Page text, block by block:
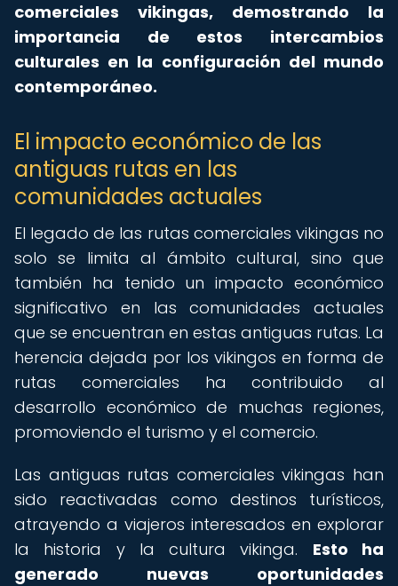
comerciales vikingas, demostrando la
importancia de estos intercambios
culturales en la configuración del mundo
contemporáneo.
El impacto económico de las
antiguas rutas en las
comunidades actuales
El legado de las rutas comerciales vikingas no
solo se limita al ámbito cultural, sino que
también ha tenido un impacto económico
significativo en las comunidades actuales
que se encuentran en estas antiguas rutas. La
herencia dejada por los vikingos en forma de
rutas comerciales ha contribuido al
desarrollo económico de muchas regiones,
promoviendo el turismo y el comercio.
Las antiguas rutas comerciales vikingas han
sido reactivadas como destinos turísticos,
atrayendo a viajeros interesados en explorar
la historia y la cultura vikinga. Esto ha
generado nuevas oportunidades